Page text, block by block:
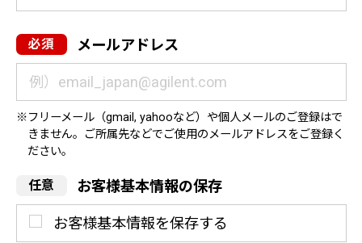
メールアドレス
フリーメール（gmail, yahooなど）や個人メールのご登録はで
きません。ご所属先などでご使用のメールアドレスをご登録く
ださい。
お客様基本情報の保存
お客様基本情報を保存する